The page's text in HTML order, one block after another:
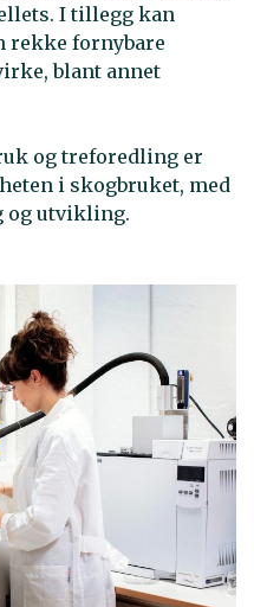
I tillegg kan
rekke fornybare
blant annet
og treforedling er
i skogbruket, med
og utvikling.